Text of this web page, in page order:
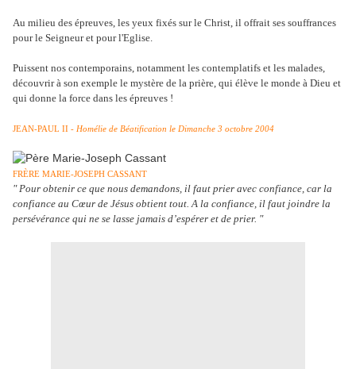
Au milieu des épreuves, les yeux fixés sur le Christ, il offrait ses souffrances
pour le Seigneur et pour l'Eglise.
Puissent nos contemporains, notamment les contemplatifs et les malades,
découvrir à son exemple le mystère de la prière, qui élève le monde à Dieu et
qui donne la force dans les épreuves !
JEAN-PAUL II - Homélie de Béatification le Dimanche 3 octobre 2004
FRÈRE MARIE-JOSEPH CASSANT
" Pour obtenir ce que nous demandons, il faut prier avec confiance, car la
confiance au Cœur de Jésus obtient tout. A la confiance, il faut joindre la
persévérance qui ne se lasse jamais d’espérer et de prier. "